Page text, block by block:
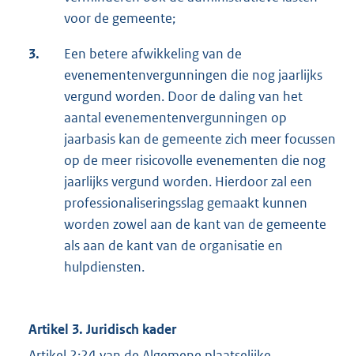
voor de gemeente;
3.
Een betere afwikkeling van de
evenementenvergunningen die nog jaarlijks
vergund worden. Door de daling van het
aantal evenementenvergunningen op
jaarbasis kan de gemeente zich meer focussen
op de meer risicovolle evenementen die nog
jaarlijks vergund worden. Hierdoor zal een
professionaliseringsslag gemaakt kunnen
worden zowel aan de kant van de gemeente
als aan de kant van de organisatie en
hulpdiensten.
Artikel 3. Juridisch kader